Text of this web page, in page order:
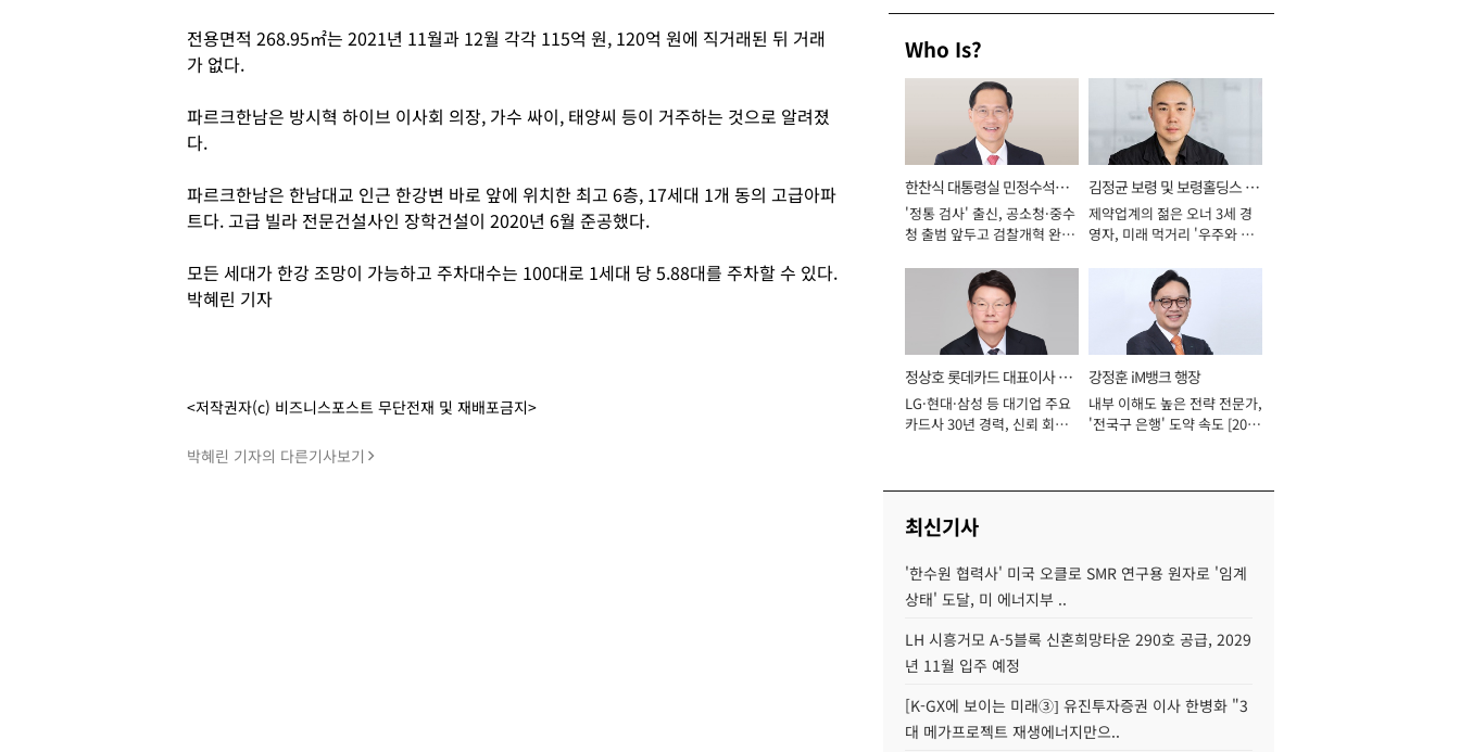
전용면적 268.95㎡는 2021년 11월과 12월 각각 115억 원, 120억 원에 직거래된 뒤 거래
가 없다.
파르크한남은 방시혁 하이브 이사회 의장, 가수 싸이, 태양씨 등이 거주하는 것으로 알려졌
다.
파르크한남은 한남대교 인근 한강변 바로 앞에 위치한 최고 6층, 17세대 1개 동의 고급아파
트다. 고급 빌라 전문건설사인 장학건설이 2020년 6월 준공했다.
모든 세대가 한강 조망이 가능하고 주차대수는 100대로 1세대 당 5.88대를 주차할 수 있다.
박혜린 기자
<저작권자(c) 비즈니스포스트 무단전재 및 재배포금지>
박혜린 기자의 다른기사보기
Who Is?
한찬식 대통령실 민정수석비
서관
'정통 검사' 출신, 공소청·중수
청 출범 앞두고 검찰개혁 완수
김정균 보령 및 보령홀딩스 대
표이사 사장
제약업계의 젊은 오너 3세 경
영자, 미래 먹거리 '우주와 헬
정상호 롯데카드 대표이사 사
장
LG·현대·삼성 등 대기업 주요
카드사 30년 경력, 신뢰 회복
강정훈 iM뱅크 행장
내부 이해도 높은 전략 전문가,
'전국구 은행' 도약 속도 [2026
최신기사
'한수원 협력사' 미국 오클로 SMR 연구용 원자로 '임계
상태' 도달, 미 에너지부 ..
LH 시흥거모 A-5블록 신혼희망타운 290호 공급, 2029
년 11월 입주 예정
[K-GX에 보이는 미래③] 유진투자증권 이사 한병화 "3
대 메가프로젝트 재생에너지만으..